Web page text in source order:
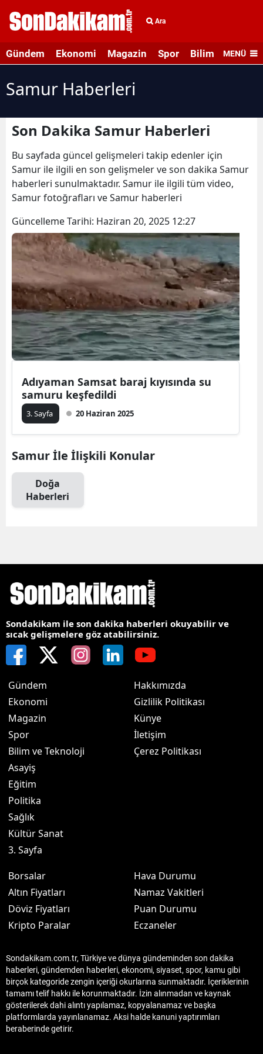
Ara
Gündem Ekonomi Magazin Spor Bilim veMENÜ
Samur Haberleri
Son Dakika Samur Haberleri
Bu sayfada güncel gelişmeleri takip edenler için
Samur ile ilgili en son gelişmeler ve son dakika Samur
haberleri sunulmaktadır. Samur ile ilgili tüm video,
Samur fotoğrafları ve Samur haberleri
Güncelleme Tarihi: Haziran 20, 2025 12:27
Adıyaman Samsat baraj kıyısında su
samuru keşfedildi
3. Sayfa 20 Haziran 2025
Samur İle İlişkili Konular
Doğa
Haberleri
Sondakikam ile son dakika haberleri okuyabilir ve
sıcak gelişmelere göz atabilirsiniz.
Gündem
Ekonomi
Magazin
Spor
Bilim ve Teknoloji
Asayiş
Eğitim
Politika
Sağlık
Kültür Sanat
3. Sayfa
Hakkımızda
Gizlilik Politikası
Künye
İletişim
Çerez Politikası
Borsalar
Altın Fiyatları
Döviz Fiyatları
Kripto Paralar
Hava Durumu
Namaz Vakitleri
Puan Durumu
Eczaneler
Sondakikam.com.tr, Türkiye ve dünya gündeminden son dakika
haberleri, gündemden haberleri, ekonomi, siyaset, spor, kamu gibi
birçok kategoride zengin içeriği okurlarına sunmaktadır. İçeriklerinin
tamamı telif hakkı ile korunmaktadır. İzin alınmadan ve kaynak
gösterilerek dahi alıntı yapılamaz, kopyalanamaz ve başka
platformlarda yayınlanamaz. Aksi halde kanuni yaptırımları
beraberinde getirir.